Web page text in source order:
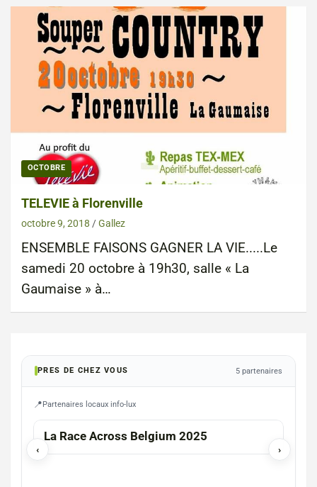
OCTOBRE
TELEVIE à Florenville
octobre 9, 2018 Gallez
ENSEMBLE FAISONS GAGNER LA VIE.....Le
samedi 20 octobre à 19h30, salle « La
Gaumaise » à…
PRES DE CHEZ VOUS 5 partenaires
Partenaires locaux info-lux
‹ ›
La Race Across Belgium 2025